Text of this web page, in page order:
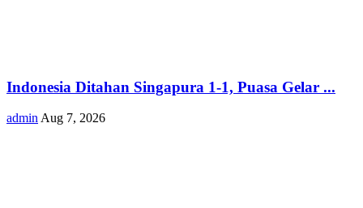
Indonesia Ditahan Singapura 1-1, Puasa Gelar ...
adminAug 7, 2026